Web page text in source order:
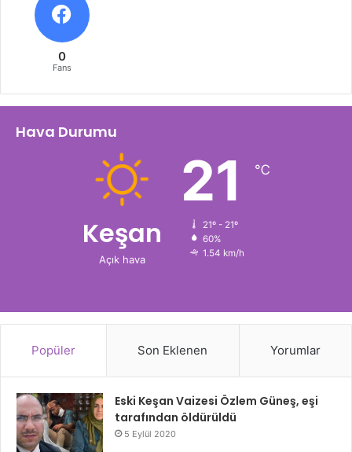
0
Fans
Hava Durumu
Keşan
Açık hava
21 ℃
21º - 21º
60%
1.54 km/h
Popüler Son Eklenen Yorumlar
Eski Keşan Vaizesi Özlem Güneş, eşi
tarafından öldürüldü
5 Eylül 2020